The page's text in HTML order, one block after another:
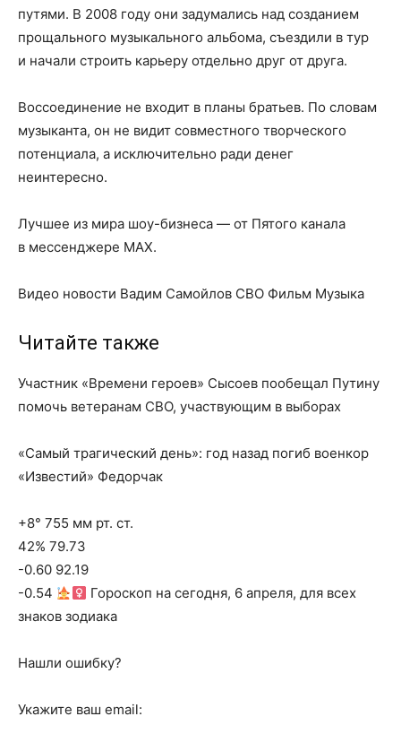
путями. В 2008 году они задумались над созданием
прощального музыкального альбома, съездили в тур
и начали строить карьеру отдельно друг от друга.
Воссоединение не входит в планы братьев. По словам
музыканта, он не видит совместного творческого
потенциала, а исключительно ради денег
неинтересно.
Лучшее из мира шоу-бизнеса — от Пятого канала
в мессенджере MAX.
Видео новости Вадим Самойлов СВО Фильм Музыка
Читайте также
Участник «Времени героев» Сысоев пообещал Путину
помочь ветеранам СВО, участвующим в выборах
«Самый трагический день»: год назад погиб военкор
«Известий» Федорчак
+8° 755 мм рт. ст.
42% 79.73
-0.60 92.19
-0.54
Гороскоп на сегодня, 6 апреля, для всех
знаков зодиака
Нашли ошибку?
Укажите ваш email: